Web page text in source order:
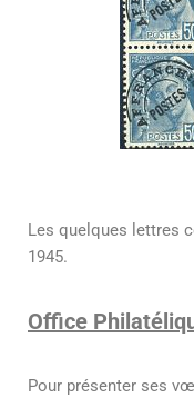
Les quelques lettres
1945.
Office
Pour présenter ses